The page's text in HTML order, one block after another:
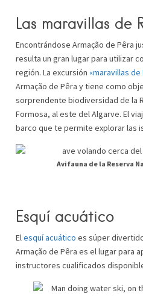
Las maravillas de
Encontrándose Armação de Pêra
resulta un gran lugar para utilizar
región. La excursión «maravillas de
Armação de Pêra y tiene como
sorprendente biodiversidad de la
Formosa, al este del Algarve. El
barco que te permite explorar las
Avifauna de la Reserva
Esquí acuático
Elesquí acuático es súper
Armação de Pêra es el lugar para
instructores cualificados